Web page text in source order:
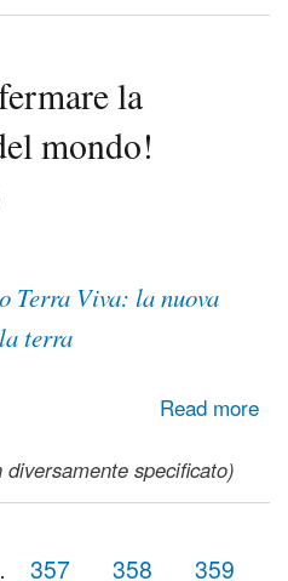
la
mondo!
Terra Viva: la nuova
terra
Read more
la merceficazione del mondo!
diversamente specificato)
357 358 359